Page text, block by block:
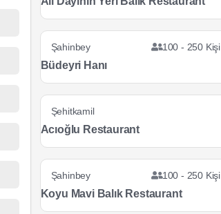
Şahinbey 100 - 250 Kişi
Büdeyri Hanı
Şehitkamil
Acıoğlu Restaurant
Şahinbey 100 - 250 Kişi
Koyu Mavi Balık Restaurant